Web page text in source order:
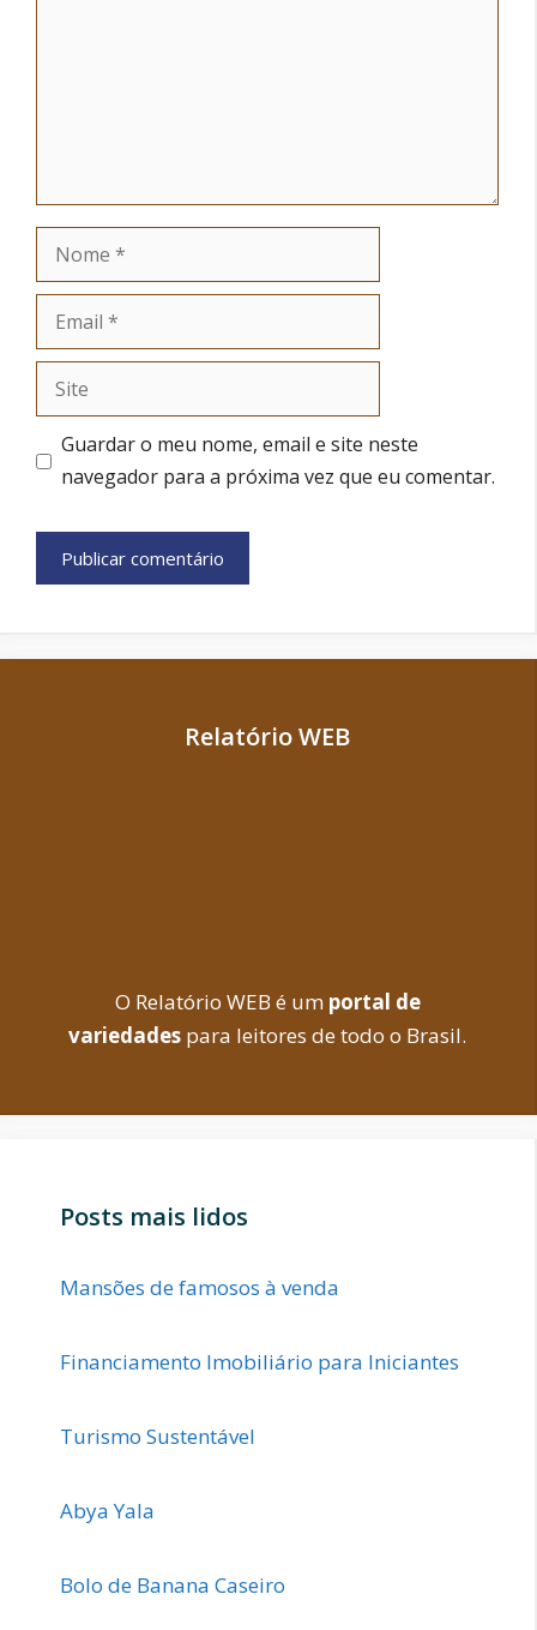
Nome
Email
Site
Guardar o meu nome, email e site neste
navegador para a próxima vez que eu comentar.
Relatório WEB
O Relatório WEB é um portal de
variedades para leitores de todo o Brasil.
Posts mais lidos
Mansões de famosos à venda
Financiamento Imobiliário para Iniciantes
Turismo Sustentável
Abya Yala
Bolo de Banana Caseiro